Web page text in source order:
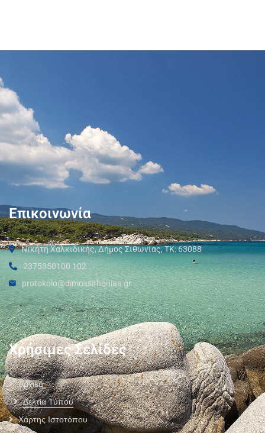
Επικοινωνία
Νικήτη Χαλκιδικής, Δήμος Σιθωνίας, ΤΚ: 63088
2375350100 102
protokolo@dimossithonias.gr
Χρήσιμες Σελίδες
Αρχική
Δελτία Τύπου
Χάρτης Ιστοτόπου